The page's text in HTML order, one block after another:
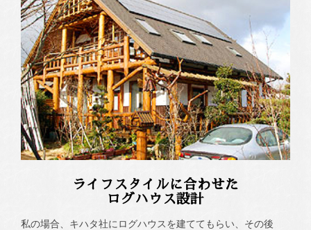
ライフスタイルに合わせた
ログハウス設計
私の場合、キハタ社にログハウスを建ててもらい、その後